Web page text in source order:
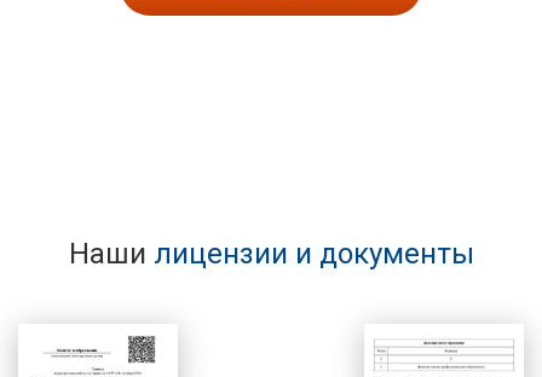
Наши лицензии и документы